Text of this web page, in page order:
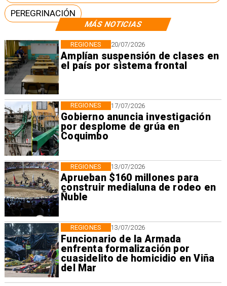
MÁS NOTICIAS
20/07/2026
Amplían suspensión de clases en
el país por sistema frontal
REGIONES
17/07/2026
Gobierno anuncia investigación
por desplome de grúa en
Coquimbo
REGIONES
13/07/2026
Aprueban $160 millones para
construir medialuna de rodeo en
Ñuble
REGIONES
13/07/2026
Funcionario de la Armada
enfrenta formalización por
cuasidelito de homicidio en Viña
del Mar
REGIONES
PEREGRINACIÓN